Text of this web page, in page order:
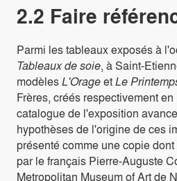
2.2 Faire
Parmi les tableaux exposés à
Tableaux de soie, à Saint-
modèlesL'OrageetLe
Frères, créés respectivement
catalogue de l'exposition
hypothèses de l'origine de ces
présenté comme une copie
par le français Pierre-Auguste
Metropolitan Museum of Art de